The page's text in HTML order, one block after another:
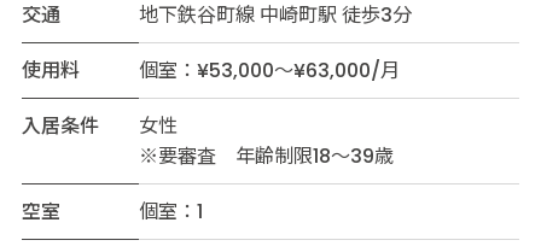
交通
地下鉄谷町線 中崎町駅 徒歩3分
使用料
個室：¥53,000～¥63,000/月
入居条件
女性
※要審査 年齢制限18～39歳
空室
個室：1